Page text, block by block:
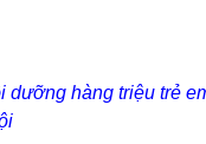
hàng triệu trẻ